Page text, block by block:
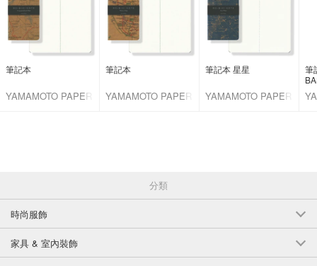
筆記本
YAMAMOTO PAPER
筆記本
YAMAMOTO PAPER
筆記本 星星
YAMAMOTO PAPER
筆
分類
時尚服飾
家具 & 室內裝飾